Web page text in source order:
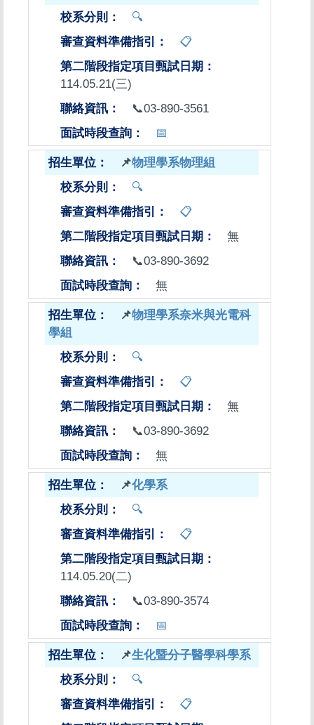
🔍
📋
114.05.21(三)
📞03-890-3561
📅
📌物理學系物理組
🔍
📋
無
📞03-890-3692
無
📌物理學系奈米與光電科
學組
🔍
📋
無
📞03-890-3692
無
📌化學系
🔍
📋
114.05.20(二)
📞03-890-3574
📅
📌生化暨分子醫學科學系
🔍
📋